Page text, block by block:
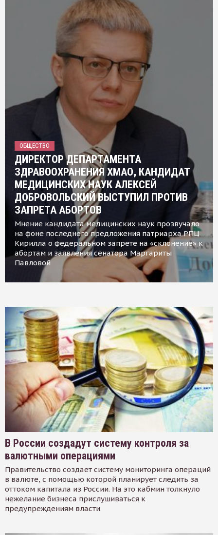
ОБЩЕСТВО
ДИРЕКТОР ДЕПАРТАМЕНТА
ЗДРАВООХРАНЕНИЯ ХМАО, КАНДИДАТ
МЕДИЦИНСКИХ НАУК АЛЕКСЕЙ
ДОБРОВОЛЬСКИЙ ВЫСТУПИЛ ПРОТИВ
ЗАПРЕТА АБОРТОВ
Мнение кандидата медицинских наук прозвучало
на фоне последнего предложения патриарха РПЦ
Кирилла о федеральном запрете на «склонение» к
абортам и заявления сенатора Маргариты
Павловой
В России создадут систему контроля за
валютными операциями
Правительство создает систему мониторинга операций
в валюте, с помощью которой планирует следить за
оттоком капитала из России. На это кабмин толкнуло
нежелание бизнеса прислушиваться к
предупреждениям власти